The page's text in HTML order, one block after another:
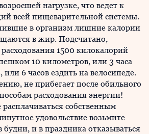
нагрузке, что ведет к
всей пищеварительной системы.
в организм лишние калории
в жир. Подсчитано,
1500 килокалорий
10 километров, или 3 часа
или 6 часов ездить на велосипеде.
не прибегает после обильного
расходования энергии!
собственным
удовольствие возьмите
будни, и в праздника отказываться